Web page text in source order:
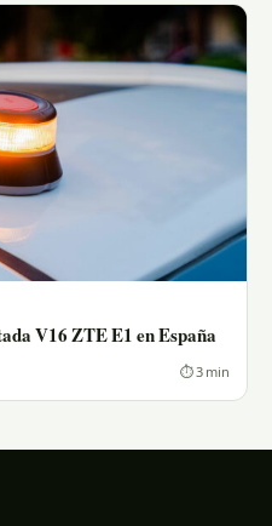
V16 ZTE E1 en España
⏱ 3 min